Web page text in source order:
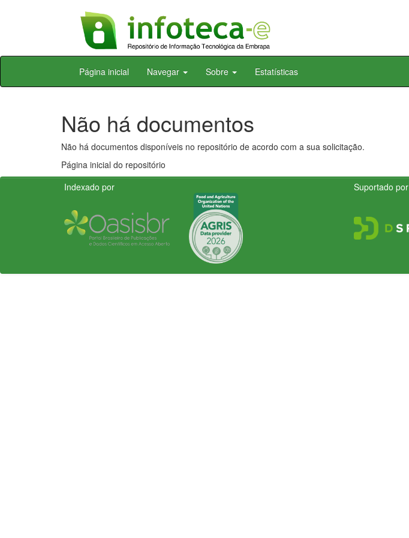
Skip
Página inicial Navegar Sobre Estatísticas
Não há documentos
Não há documentos disponíveis no repositório de acordo com a sua solicitação.
Página inicial do repositório
Indexado por
Suportado por